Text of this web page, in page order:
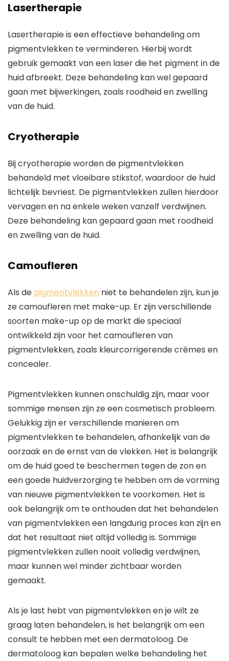
Lasertherapie
Lasertherapie is een effectieve behandeling om
pigmentvlekken te verminderen. Hierbij wordt
gebruik gemaakt van een laser die het pigment in de
huid afbreekt. Deze behandeling kan wel gepaard
gaan met bijwerkingen, zoals roodheid en zwelling
van de huid.
Cryotherapie
Bij cryotherapie worden de pigmentvlekken
behandeld met vloeibare stikstof, waardoor de huid
lichtelijk bevriest. De pigmentvlekken zullen hierdoor
vervagen en na enkele weken vanzelf verdwijnen.
Deze behandeling kan gepaard gaan met roodheid
en zwelling van de huid.
Camoufleren
Als de pigmentvlekken niet te behandelen zijn, kun je
ze camoufleren met make-up. Er zijn verschillende
soorten make-up op de markt die speciaal
ontwikkeld zijn voor het camoufleren van
pigmentvlekken, zoals kleurcorrigerende crèmes en
concealer.
Pigmentvlekken kunnen onschuldig zijn, maar voor
sommige mensen zijn ze een cosmetisch probleem.
Gelukkig zijn er verschillende manieren om
pigmentvlekken te behandelen, afhankelijk van de
oorzaak en de ernst van de vlekken. Het is belangrijk
om de huid goed te beschermen tegen de zon en
een goede huidverzorging te hebben om de vorming
van nieuwe pigmentvlekken te voorkomen. Het is
ook belangrijk om te onthouden dat het behandelen
van pigmentvlekken een langdurig proces kan zijn en
dat het resultaat niet altijd volledig is. Sommige
pigmentvlekken zullen nooit volledig verdwijnen,
maar kunnen wel minder zichtbaar worden
gemaakt.
Als je last hebt van pigmentvlekken en je wilt ze
graag laten behandelen, is het belangrijk om een
consult te hebben met een dermatoloog. De
dermatoloog kan bepalen welke behandeling het